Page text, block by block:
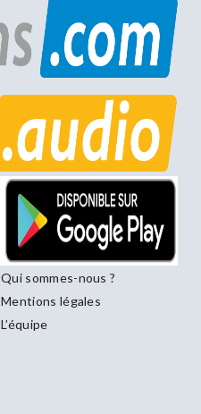
Qui sommes-nous ?
Mentions légales
L’équipe